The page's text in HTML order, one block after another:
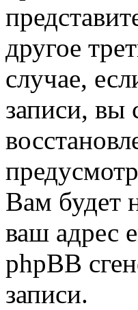
другое
случае,
записи, вы
Вам будет
ваш адрес
phpBB
записи.